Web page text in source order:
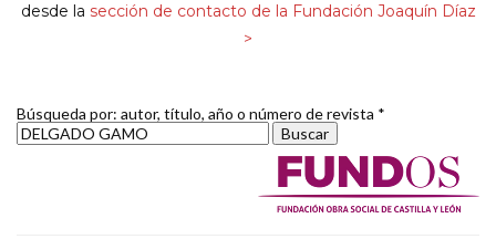
desde la sección de contacto de la Fundación Joaquín Díaz
>
Búsqueda por: autor, título, año o número de revista *